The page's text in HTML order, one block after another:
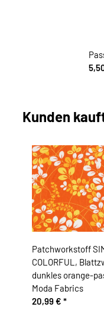
Kunden
Patchworkstoff
COLORFUL,
dunkles orange-
Moda Fabrics
20,99 € *